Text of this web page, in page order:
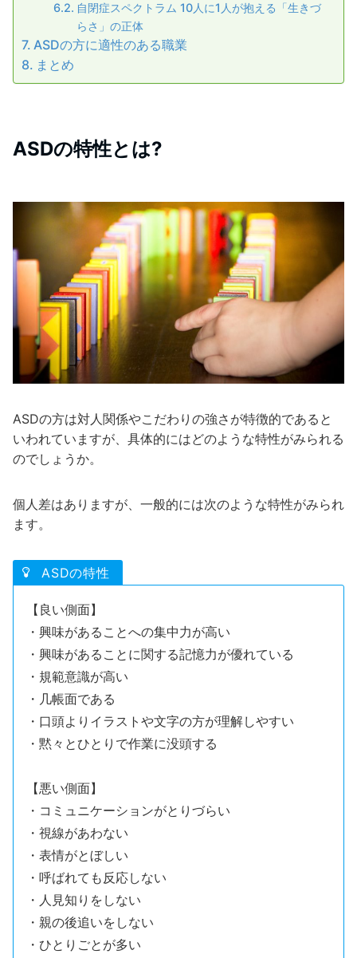
自閉症スペクトラム 10人に1人が抱える「生きづ
らさ」の正体
ASDの方に適性のある職業
まとめ
ASDの特性とは?
ASDの方は対人関係やこだわりの強さが特徴的であると
いわれていますが、具体的にはどのような特性がみられる
のでしょうか。
個人差はありますが、一般的には次のような特性がみられ
ます。
ASDの特性
【良い側面】
・興味があることへの集中力が高い
・興味があることに関する記憶力が優れている
・規範意識が高い
・几帳面である
・口頭よりイラストや文字の方が理解しやすい
・黙々とひとりで作業に没頭する
【悪い側面】
・コミュニケーションがとりづらい
・視線があわない
・表情がとぼしい
・呼ばれても反応しない
・人見知りをしない
・親の後追いをしない
・ひとりごとが多い